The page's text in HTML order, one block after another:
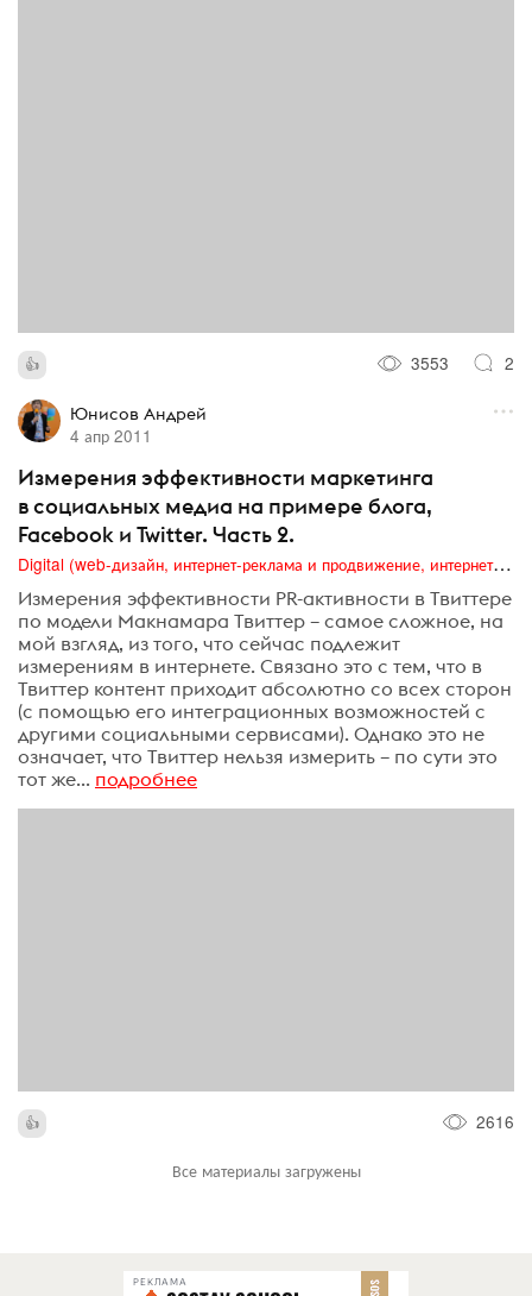
3553 2
Юнисов Андрей
4 апр 2011
Измерения эффективности маркетинга
в социальных медиа на примере блога,
Facebook и Twitter. Часть 2.
Digital (web-дизайн, интернет-реклама и продвижение, интернет-сообщества и блоги, интернет-коммуникации, мобильный маркетинг, реклама на цифровых экранах)
Измерения эффективности PR-активности в Твиттере
по модели Макнамара Твиттер – самое сложное, на
мой взгляд, из того, что сейчас подлежит
измерениям в интернете. Связано это с тем, что в
Твиттер контент приходит абсолютно со всех сторон
(с помощью его интеграционных возможностей с
другими социальными сервисами). Однако это не
означает, что Твиттер нельзя измерить – по сути это
тот же... подробнее
2616
Все материалы загружены
РЕКЛАМА